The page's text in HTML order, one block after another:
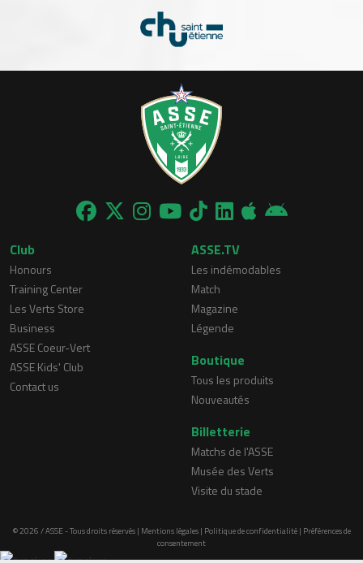
Club
Honours
Training Center
Les Verts Store
Business
ASSE Coeur-Vert
ASSE Kids' Club
Contact us
ASSE.TV
Les indémodables
Match
Magazine
Légende
Boutique
Tous les produits
Nouveautés
Billetterie
Matchs de l'ASSE
Musée des Verts
Visite du stade
© 2026 / ASSE - Tous droits réservés | Mentions légales| Politique de confidentialité| Préférences de
consentement